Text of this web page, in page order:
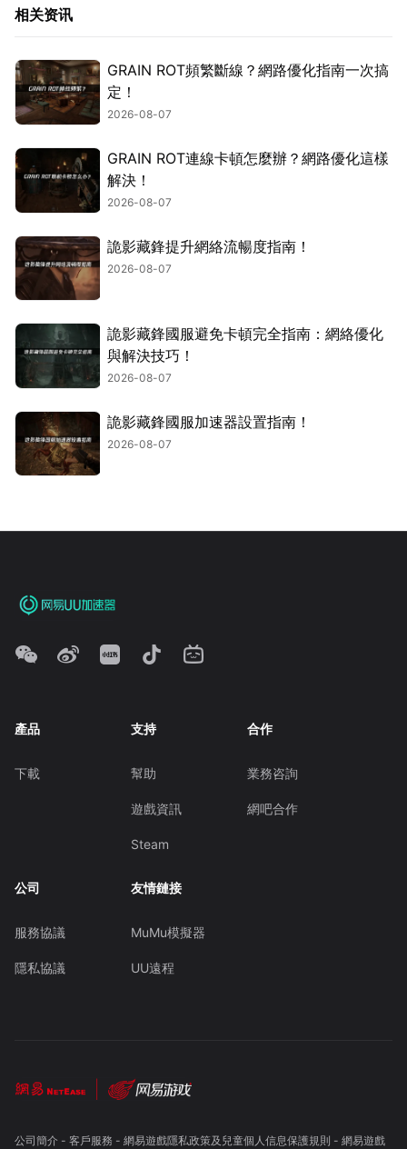
相关资讯
GRAIN ROT頻繁斷線？網路優化指南一次搞
定！
2026-08-07
GRAIN ROT連線卡頓怎麼辦？網路優化這樣
解決！
2026-08-07
詭影藏鋒提升網絡流暢度指南！
2026-08-07
詭影藏鋒國服避免卡頓完全指南：網絡優化
與解決技巧！
2026-08-07
詭影藏鋒國服加速器設置指南！
2026-08-07
產品
下載
支持
幫助
遊戲資訊
Steam
合作
業務咨詢
網吧合作
公司
服務協議
隱私協議
友情鏈接
MuMu模擬器
UU遠程
公司簡介- 客戶服務 - 網易遊戲隱私政策及兒童個人信息保護規則 - 網易遊戲